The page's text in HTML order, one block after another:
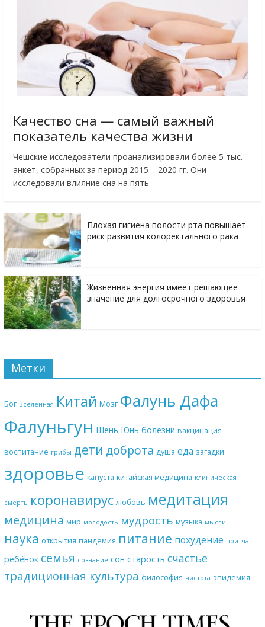
Качество сна — самый важный
показатель качества жизни
Чешские исследователи проанализировали более 5 тыс.
анкет, собранных за период 2015 – 2020 гг. Они
исследовали влияние сна на пять
Плохая гигиена полости рта повышает
риск развития колоректального рака
Жизненная энергия имеет решающее
значение для долгосрочного здоровья
Метки
Бог Вселенная Китай Мозг Фалунь Дафа
Фалуньгун Шень Юнь болезни вакцинация
воспитание грибы дети доброта душа еда загадки
здоровье капуста китайская медицина клиническая
смерть коронавирус любовь медитация
медицина мир молодость мудрость музыка мысли
наука открытия пандемия питание похудение притча
ребёнок семья сознание сон старость счастье
традиционная культура философия чистота эпидемия